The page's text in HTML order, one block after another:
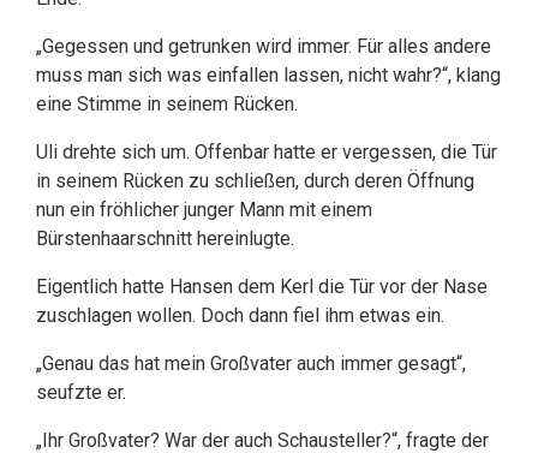
„Gegessen und getrunken wird immer. Für alles andere
muss man sich was einfallen lassen, nicht wahr?“, klang
eine Stimme in seinem Rücken.
Uli drehte sich um. Offenbar hatte er vergessen, die Tür
in seinem Rücken zu schließen, durch deren Öffnung
nun ein fröhlicher junger Mann mit einem
Bürstenhaarschnitt hereinlugte.
Eigentlich hatte Hansen dem Kerl die Tür vor der Nase
zuschlagen wollen. Doch dann fiel ihm etwas ein.
„Genau das hat mein Großvater auch immer gesagt“,
seufzte er.
„Ihr Großvater? War der auch Schausteller?“, fragte der